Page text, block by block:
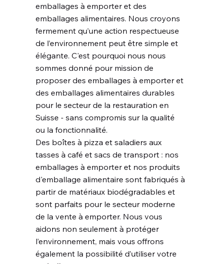
emballages à emporter et des
emballages alimentaires. Nous croyons
fermement qu’une action respectueuse
de l’environnement peut être simple et
élégante. C'est pourquoi nous nous
sommes donné pour mission de
proposer des emballages à emporter et
des emballages alimentaires durables
pour le secteur de la restauration en
Suisse - sans compromis sur la qualité
ou la fonctionnalité.
Des boîtes à pizza et saladiers aux
tasses à café et sacs de transport : nos
emballages à emporter et nos produits
d'emballage alimentaire sont fabriqués à
partir de matériaux biodégradables et
sont parfaits pour le secteur moderne
de la vente à emporter. Nous vous
aidons non seulement à protéger
l’environnement, mais vous offrons
également la possibilité d’utiliser votre